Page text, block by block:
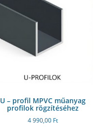
U – profil MPVC műanyag
profilok rögzítéséhez
4 990,00 Ft